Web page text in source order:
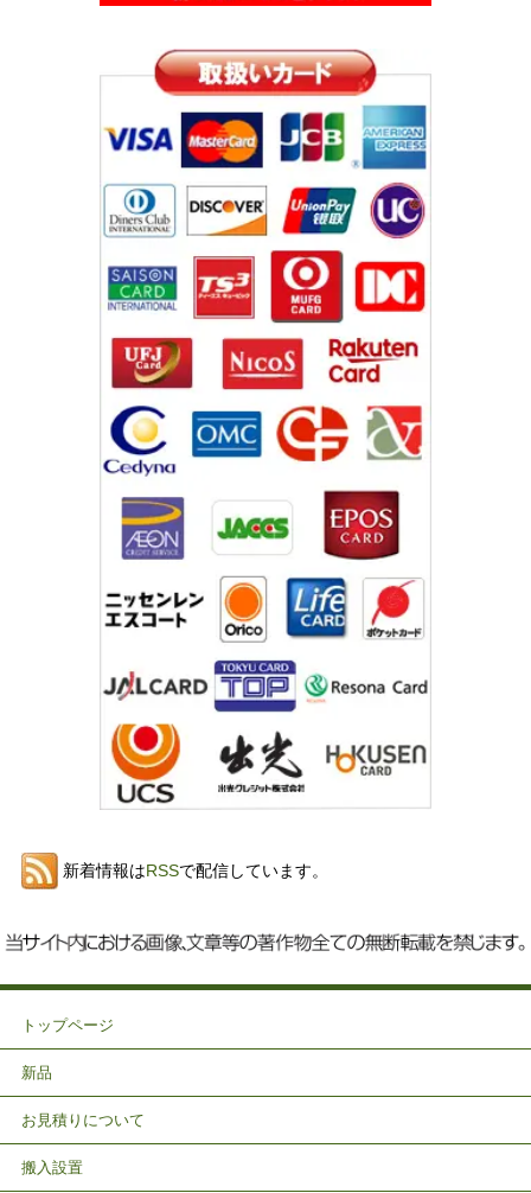
新着情報はRSSで配信しています。
トップページ
新品
お見積りについて
搬入設置